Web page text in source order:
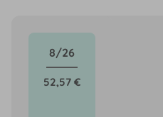
8/26
52,57 €